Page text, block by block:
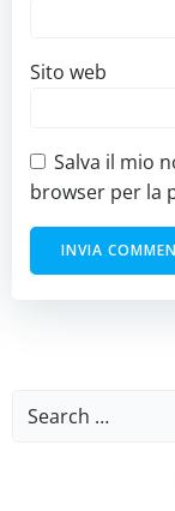
Sito web
Salva il mio
browser per la
Search